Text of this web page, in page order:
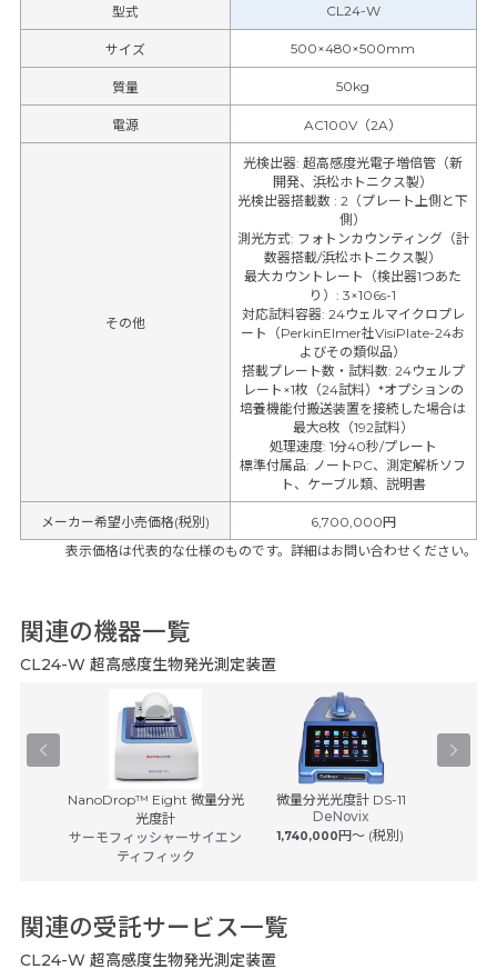
型式 CL24-W
サイズ 500×480×500mm
質量 50kg
電源 AC100V（2A）
その他
光検出器:超高感度光電子増倍管（新
開発、浜松ホトニクス製）
光検出器搭載数:2（プレート上側と下
側）
測光方式: フォトンカウンティング（計
数器搭載/浜松ホトニクス製）
最大カウントレート（検出器1つあた
り）:3×106s-1
対応試料容器: 24ウェルマイクロプレ
ート（PerkinElmer社VisiPlate-24お
よびその類似品）
搭載プレート数・試料数: 24ウェルプ
レート×1枚（24試料）*オプションの
培養機能付搬送装置を接続した場合は
最大8枚（192試料）
処理速度: 1分40秒/プレート
標準付属品: ノートPC、測定解析ソフ
ト、ケーブル類、説明書
メーカー希望小売価格(税別)
6,700,000円
表示価格は代表的な仕様のものです。詳細はお問い合わせください。
関連の機器一覧
CL24-W 超高感度生物発光測定装置
NanoDrop™ Eight 微量分光
光度計
サーモフィッシャーサイエン
ティフィック
微量分光光度計 DS-11
DeNovix
1,740,000円〜 (税別)
関連の受託サービス一覧
CL24-W 超高感度生物発光測定装置